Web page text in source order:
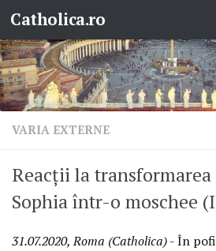
Skip to content
Catholica.ro
VARIA EXTERNE
Reacții la
Sophia într-o moschee
31.07.2020, Roma (Catholica)- În